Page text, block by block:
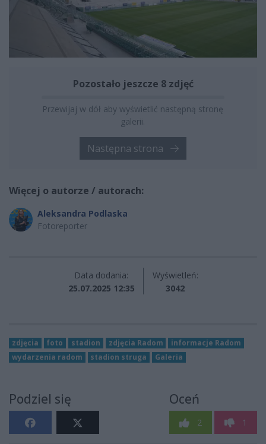
Pozostało jeszcze 8 zdjęć
Przewijaj w dół aby wyświetlić następną stronę
galerii.
Następna strona
Więcej o autorze / autorach:
Aleksandra Podlaska
Fotoreporter
Data dodania:
25.07.2025 12:35
Wyświetleń:
3042
zdjęcia foto stadion zdjęcia Radom
informacje Radom
wydarzenia radom
stadion struga Galeria
Podziel się Oceń
2 1